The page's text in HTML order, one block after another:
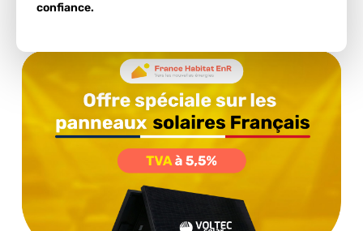
confiance.
Démarrer l'estimation